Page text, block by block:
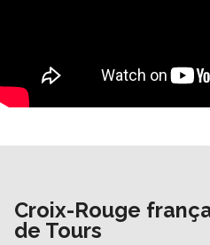
Croix-Rouge
de Tours